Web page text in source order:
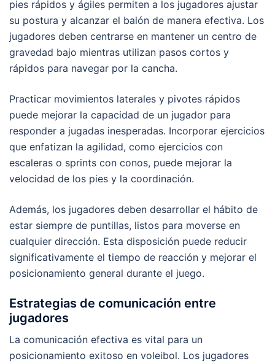
pies rápidos y ágiles permiten a los jugadores ajustar
su postura y alcanzar el balón de manera efectiva. Los
jugadores deben centrarse en mantener un centro de
gravedad bajo mientras utilizan pasos cortos y
rápidos para navegar por la cancha.
Practicar movimientos laterales y pivotes rápidos
puede mejorar la capacidad de un jugador para
responder a jugadas inesperadas. Incorporar ejercicios
que enfatizan la agilidad, como ejercicios con
escaleras o sprints con conos, puede mejorar la
velocidad de los pies y la coordinación.
Además, los jugadores deben desarrollar el hábito de
estar siempre de puntillas, listos para moverse en
cualquier dirección. Esta disposición puede reducir
significativamente el tiempo de reacción y mejorar el
posicionamiento general durante el juego.
Estrategias de comunicación entre
jugadores
La comunicación efectiva es vital para un
posicionamiento exitoso en voleibol. Los jugadores